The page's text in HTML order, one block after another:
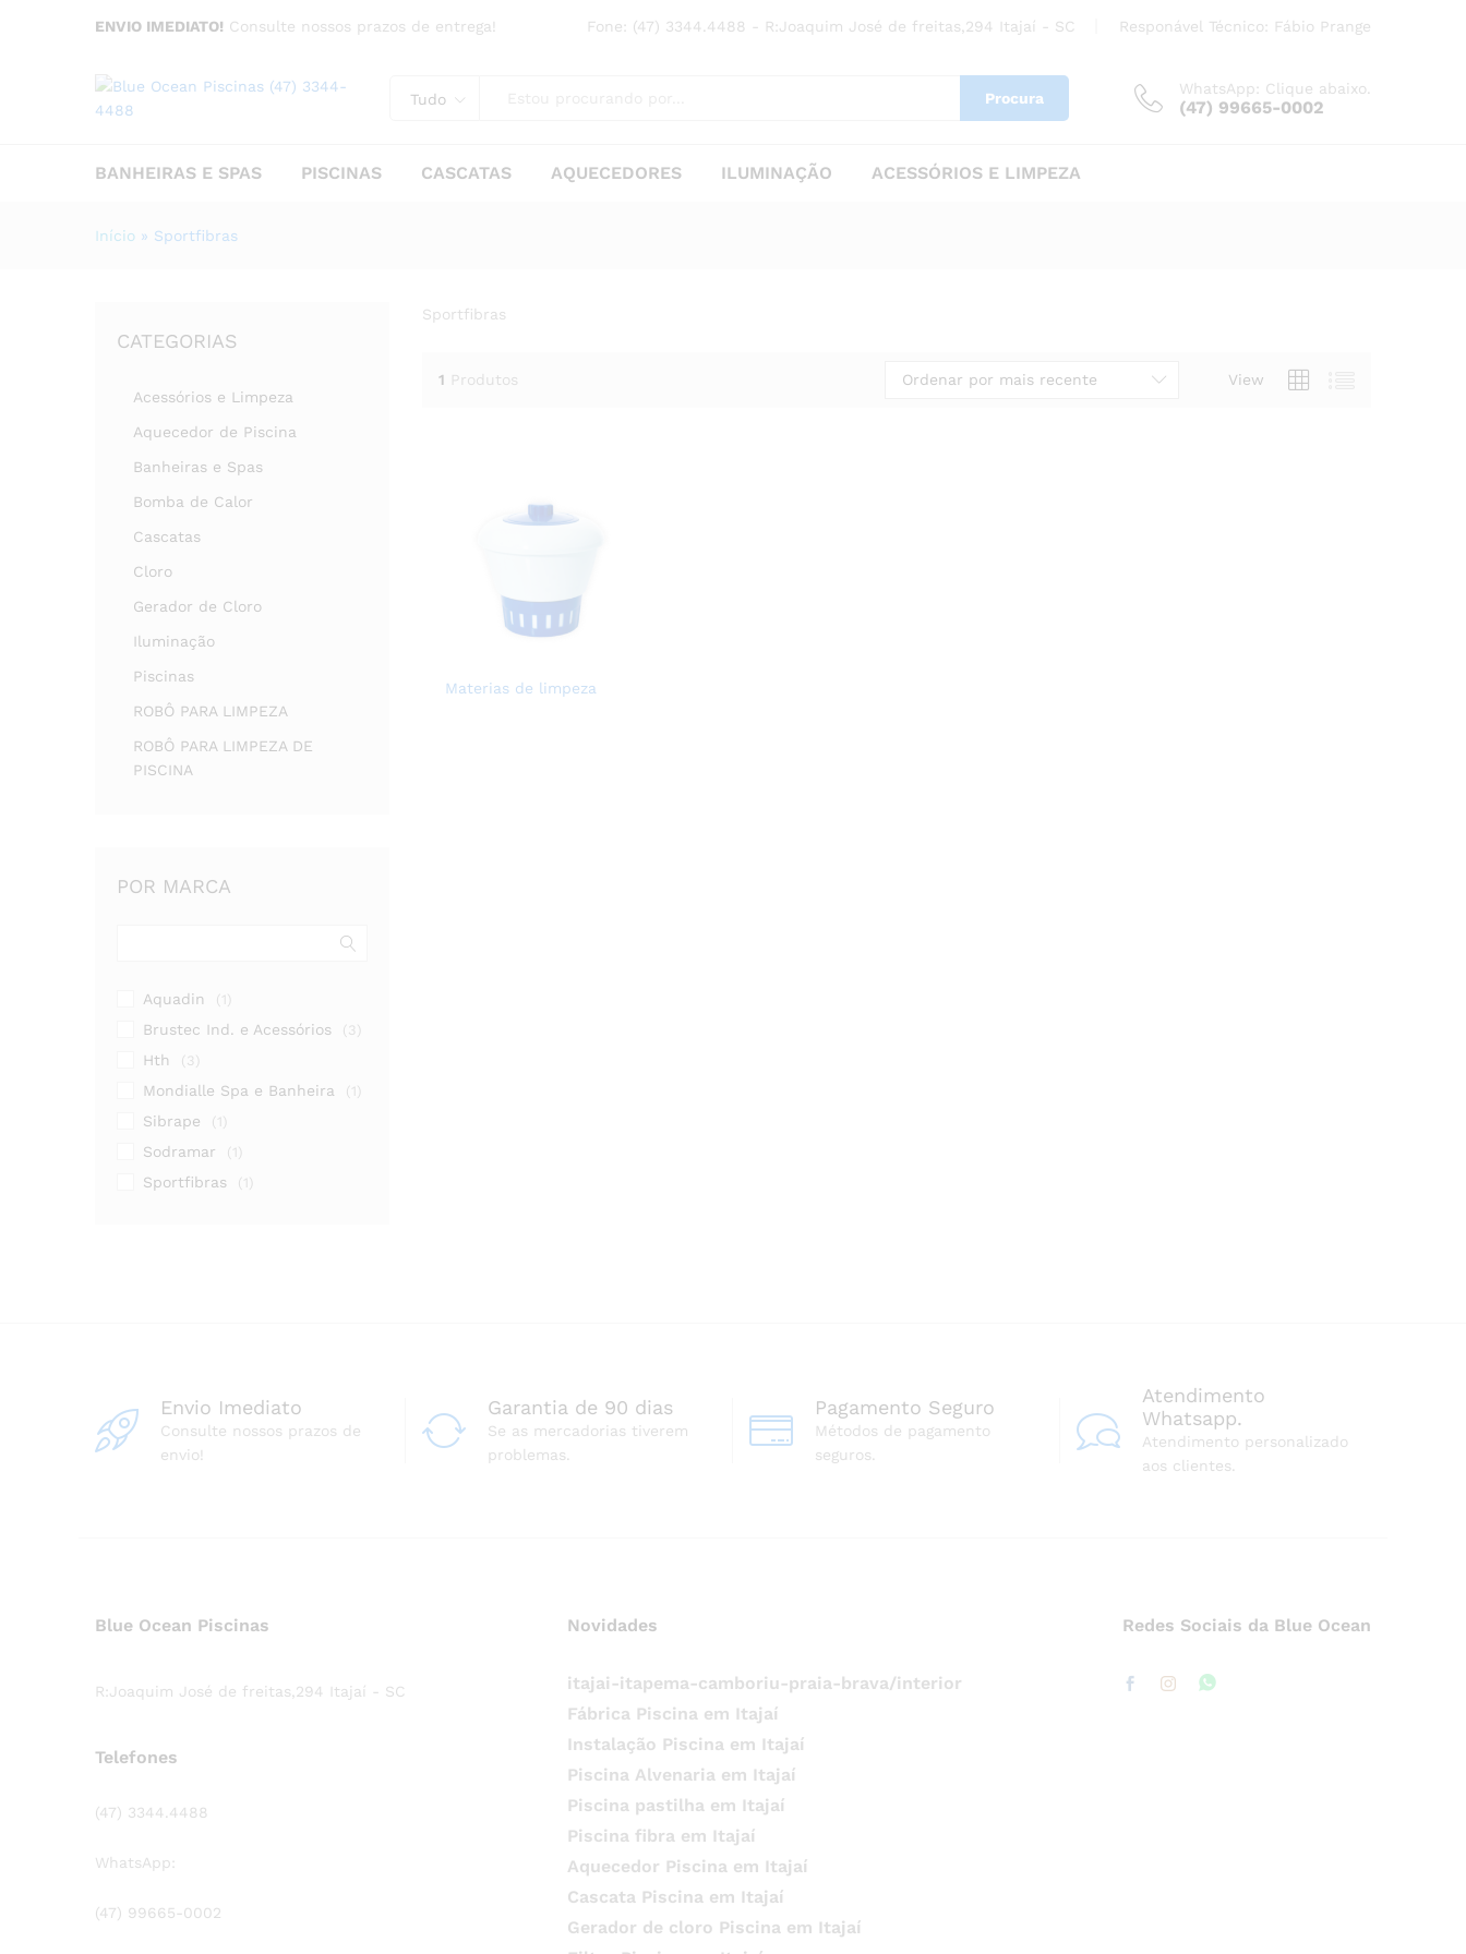
ENVIO IMEDIATO! Consulte nossos prazos de entrega! Fone: (47) 3344.4488 - R:Joaquim José de freitas,294 Itajaí - SC Responável Técnico: Fábio Prange
Tudo Procura
WhatsApp: Clique abaixo.
(47) 99665-0002
BANHEIRAS E SPAS PISCINAS CASCATAS AQUECEDORES ILUMINAÇÃO ACESSÓRIOS E LIMPEZA
Início » Sportfibras
Sportfibras
1 Produtos View
Ordenar por mais recente
Materias de limpeza
CATEGORIAS
Acessórios e Limpeza
Aquecedor de Piscina
Banheiras e Spas
Bomba de Calor
Cascatas
Cloro
Gerador de Cloro
Iluminação
Piscinas
ROBÔ PARA LIMPEZA
ROBÔ PARA LIMPEZA DE
PISCINA
POR MARCA
Aquadin (1)
Brustec Ind. e Acessórios (3)
Hth (3)
Mondialle Spa e Banheira (1)
Sibrape (1)
Sodramar (1)
Sportfibras (1)
Envio Imediato
Consulte nossos prazos de
envio!
Garantia de 90 dias
Se as mercadorias tiverem
problemas.
Pagamento Seguro
Métodos de pagamento
seguros.
Atendimento
Whatsapp.
Atendimento personalizado
aos clientes.
Blue Ocean Piscinas
R:Joaquim José de freitas,294 Itajaí - SC
Telefones
(47) 3344.4488
WhatsApp:
(47) 99665-0002
Novidades
itajai-itapema-camboriu-praia-brava/interior
Fábrica Piscina em Itajaí
Instalação Piscina em Itajaí
Piscina Alvenaria em Itajaí
Piscina pastilha em Itajaí
Piscina fibra em Itajaí
Aquecedor Piscina em Itajaí
Cascata Piscina em Itajaí
Gerador de cloro Piscina em Itajaí
Redes Sociais da Blue Ocean